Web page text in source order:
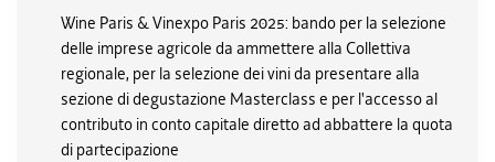
Wine Paris & Vinexpo Paris 2025: bando per la selezione
delle imprese agricole da ammettere alla Collettiva
regionale, per la selezione dei vini da presentare alla
sezione di degustazione Masterclass e per l'accesso al
contributo in conto capitale diretto ad abbattere la quota
di partecipazione